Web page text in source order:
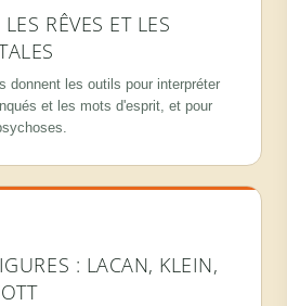
RÊVES ET LES
donnent les outils pour interpréter
et les mots d'esprit, et pour
: LACAN, KLEIN,